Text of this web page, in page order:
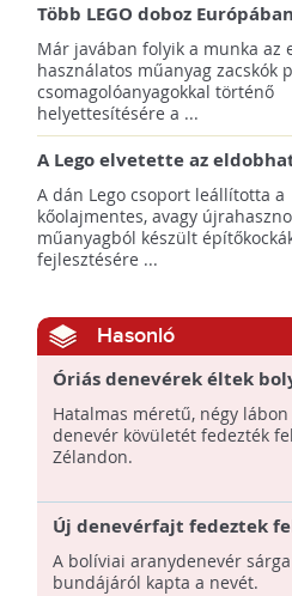
Több LEGO doboz
Ázsiában már papír alapú
fog tartalmazni
Már javában folyik a munka az
használatos műanyag zacskók
csomagolóanyagokkal történő
helyettesítésére a ...
A Lego elvetette az
palack alapú építőkockák
koncepcióját
A dán Lego csoport leállította a
kőolajmentes, avagy
műanyagból készült
fejlesztésére ...
Hasonló
Óriás denevérek éltek
Hatalmas méretű, négy
denevér kövületét fedezték
Zélandon.
Új denevérfajt fedeztek
A bolíviai aranydenevér sárga
bundájáról kapta a nevét.